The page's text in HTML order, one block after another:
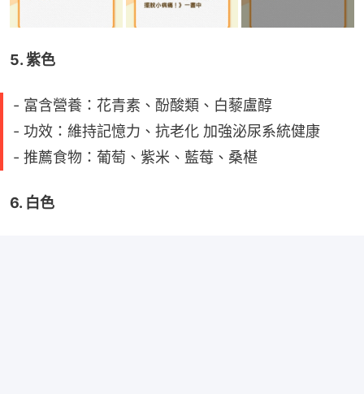
5. 紫色
- 富含營養：花青素、酚酸類、白藜盧醇
- 功效：維持記憶力、抗老化 加強泌尿系統健康
- 推薦食物：葡萄、紫米、藍莓、桑椹
6. 白色